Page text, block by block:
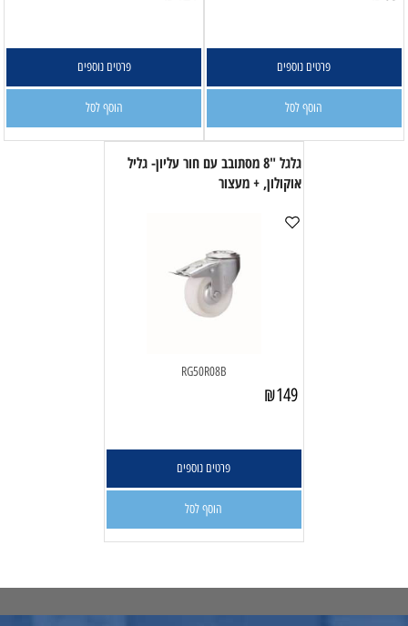
פרטים נוספים
הוסף לסל
פרטים נוספים
הוסף לסל
גלגל "8 מסתובב עם חור עליון- גליל
אוקולון, + מעצור
RG50R08B
₪149
פרטים נוספים
הוסף לסל